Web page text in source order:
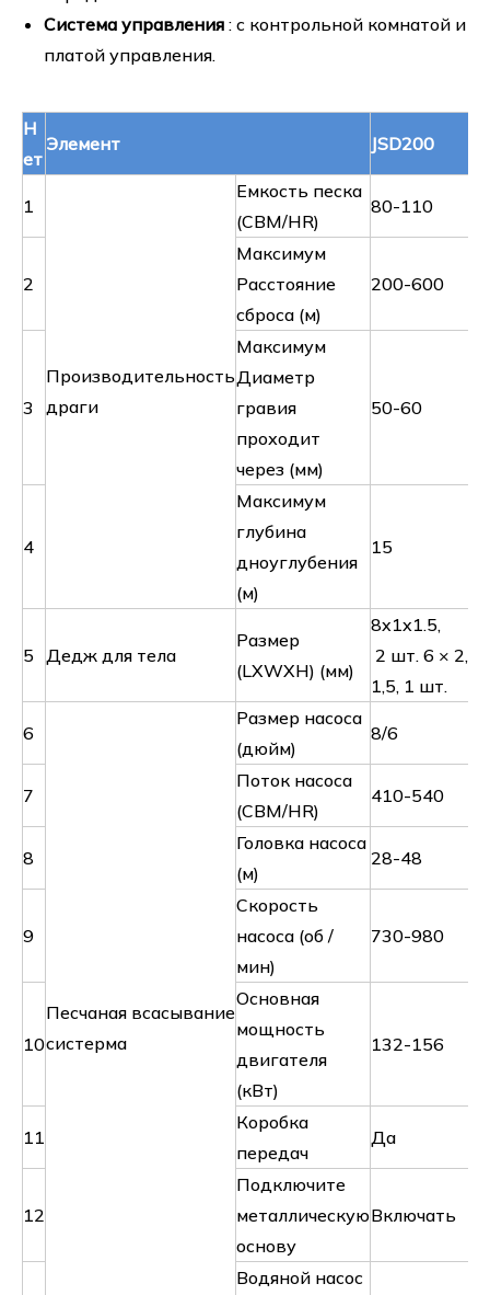
Система управления : с контрольной комнатой и
платой управления.
Н
ет
Элемент JSD200
1
Производительность
драги
Емкость песка
(CBM/HR)
80-110
2
Максимум
Расстояние
сброса (м)
200-600
3
Максимум
Диаметр
гравия
проходит
через (мм)
50-60
4
Максимум
глубина
дноуглубения
(м)
15
5 Дедж для тела
Размер
(LXWXH) (мм)
8x1x1.5,
2 шт. 6 ×
1,5, 1 шт.
6
Песчаная всасывание
систерма
Размер насоса
(дюйм)
8/6
7
Поток насоса
(CBM/HR)
410-540
8
Головка насоса
(м)
28-48
9
Скорость
насоса (об /
мин)
730-980
10
Основная
мощность
двигателя
(кВт)
132-156
11
Коробка
передач
Да
12
Подключите
металлическую
основу
Включать
Водяной насос